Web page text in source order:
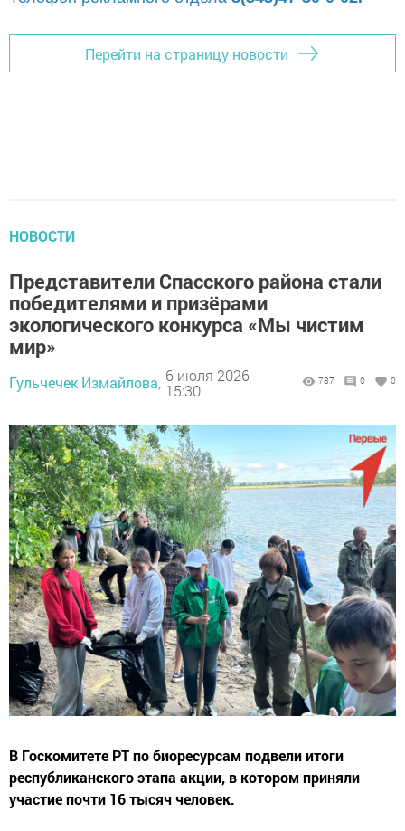
Перейти на страницу новости
НОВОСТИ
Представители Спасского района стали
победителями и призёрами
экологического конкурса «Мы чистим
мир»
Гульчечек Измайлова, 6 июля 2026 -
15:30
787 0 0
В Госкомитете РТ по биоресурсам подвели итоги
республиканского этапа акции, в котором приняли
участие почти 16 тысяч человек.